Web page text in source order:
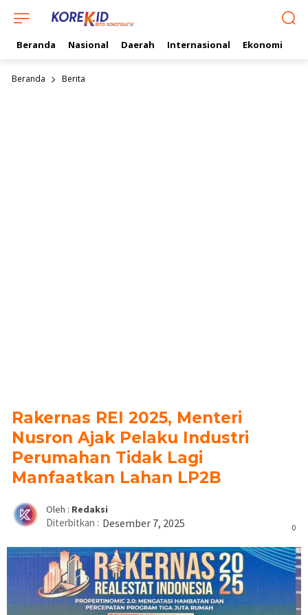
Beranda Nasional Daerah Internasional Ekonomi
Beranda Berita
Rakernas REI 2025, Menteri
Nusron Ajak Pelaku Industri
Perumahan Tidak Lagi
Manfaatkan Lahan LP2B
Oleh : Redaksi
0
Diterbitkan : Desember 7, 2025